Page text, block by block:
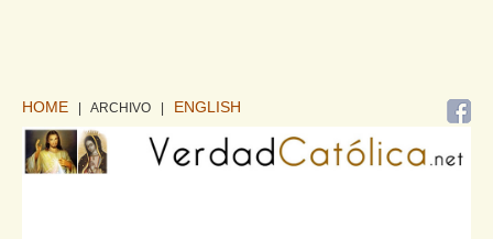
HOME | ARCHIVO ENGLISH